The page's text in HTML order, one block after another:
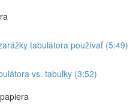
tabulátora používať (5:49)
vs. tabuľky (3:52)